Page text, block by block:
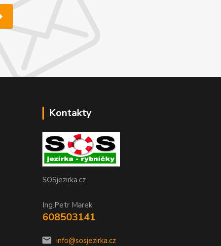
Kontakty
SOSjezirka.cz
Ing.Petr Marek
608503141
info@sosjezirka.cz